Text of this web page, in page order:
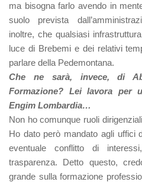
ma bisogna farlo avendo in
suolo prevista
inoltre, che qualsiasi
luce di Brebemi e dei relativi
parlare della Pedemontana.
Che ne sarà, invece, di
Formazione? Lei lavora per
Engim Lombardia…
Non ho comunque ruoli
Ho dato però mandato agli uffici
eventuale conflitto di
trasparenza. Detto questo,
grande sulla formazione